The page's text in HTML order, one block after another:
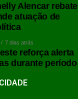
Alencar rebate
atuação de
7 dias atrás
reforça alerta
durante período